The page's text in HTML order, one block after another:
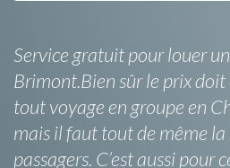
Service gratuit pour louer
Brimont.Bien sûr le prix
tout voyage en groupe en
mais il faut tout de même la
passagers. C’est aussi pour